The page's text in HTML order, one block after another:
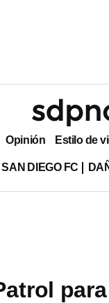
Opinión Estilo de
DIEGO FC